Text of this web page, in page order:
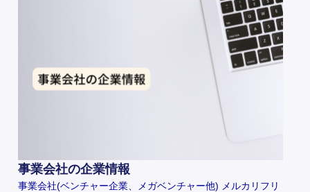
事業会社の企業情報
事業会社(ベンチャー企業、メガベンチャー他) メルカリフリ